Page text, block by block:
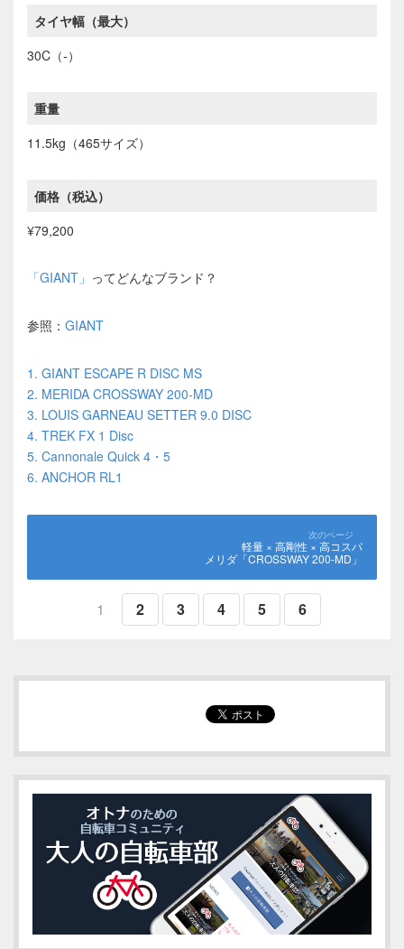
タイヤ幅（最大）
30C（-）
重量
11.5kg（465サイズ）
価格（税込）
¥79,200
「GIANT」 ってどんなブランド？
参照： GIANT
1. GIANT ESCAPE R DISC MS
2. MERIDA CROSSWAY 200-MD
3. LOUIS GARNEAU SETTER 9.0 DISC
4. TREK FX 1 Disc
5. Cannonale Quick 4・5
6. ANCHOR RL1
軽量 × 高剛性 × 高コスパ
メリダ「CROSSWAY 200-MD」
1 2 3 4 5 6